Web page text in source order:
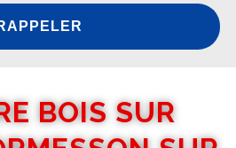
BOIS SUR